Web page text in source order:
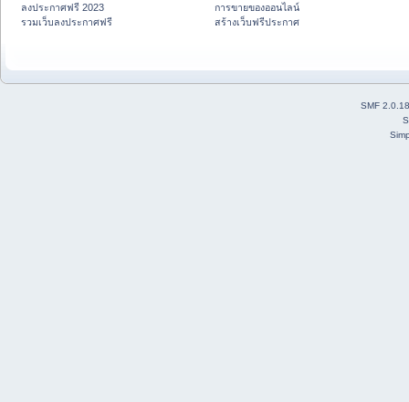
ลงประกาศฟรี 2023
รวมเว็บลงประกาศฟรี
การขายของออนไลน์
สร้างเว็บฟรีประกาศ
SMF 2.0.18